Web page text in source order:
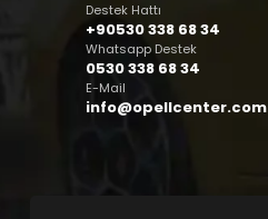
Destek Hattı
+90530 338 68 34
Whatsapp Destek
0530 338 68 34
E-Mail
info@opellcenter.com